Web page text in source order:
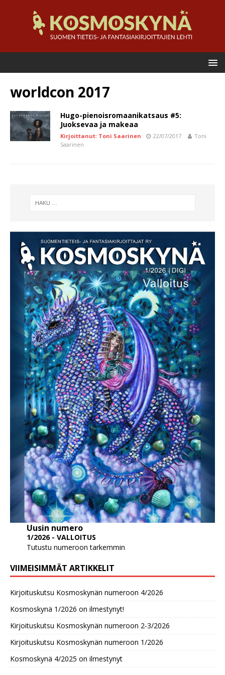
worldcon 2017
Hugo-pienoisromaanikatsaus #5:
Juoksevaa ja makeaa
Kirjoittanut: Toni Saarinen 22/07/2017
Toni
Saarinen
Uusin numero
1/2026 - VALLOITUS
Tutustu numeroon tarkemmin
VIIMEISIMMÄT ARTIKKELIT
Kirjoituskutsu Kosmoskynän numeroon 4/2026
Kosmoskynä 1/2026 on ilmestynyt!
Kirjoituskutsu Kosmoskynän numeroon 2-3/2026
Kirjoituskutsu Kosmoskynän numeroon 1/2026
Kosmoskynä 4/2025 on ilmestynyt